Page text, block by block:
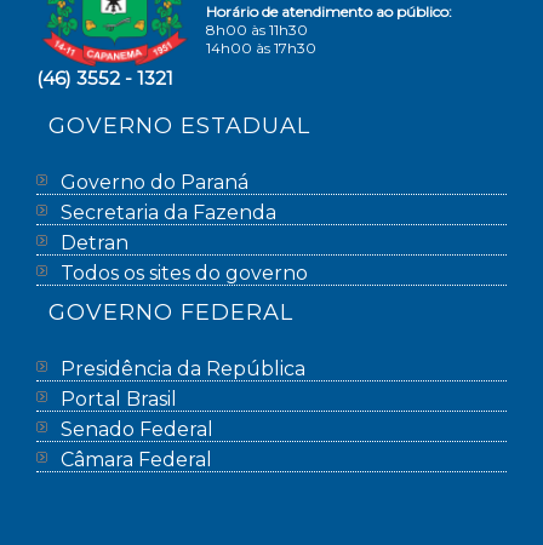
Horário de atendimento ao público:
8h00 às 11h30
14h00 às 17h30
(46) 3552 - 1321
GOVERNO ESTADUAL
Governo do Paraná
Secretaria da Fazenda
Detran
Todos os sites do governo
GOVERNO FEDERAL
Presidência da República
Portal Brasil
Senado Federal
Câmara Federal